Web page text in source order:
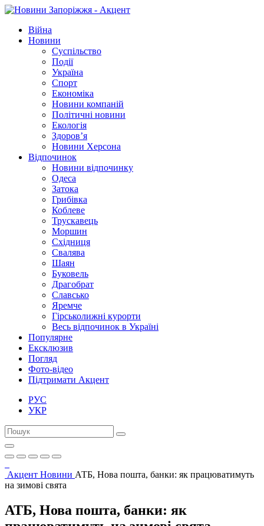
Війна
Новини
Суспільство
Події
Україна
Спорт
Економіка
Новини компаній
Політичні новини
Екологія
Здоров’я
Новини Херсона
Відпочинок
Новини відпочинку
Одеса
Затока
Грибівка
Коблеве
Трускавець
Моршин
Східниця
Свалява
Шаян
Буковель
Драгобрат
Славсько
Яремче
Гірськолижні курорти
Весь відпочинок в Україні
Популярне
Ексклюзив
Погляд
Фото-відео
Підтримати Акцент
РУС
УКР
Акцент Новини АТБ, Нова пошта, банки: як працюватимуть
на зимові свята
АТБ, Нова пошта, банки: як